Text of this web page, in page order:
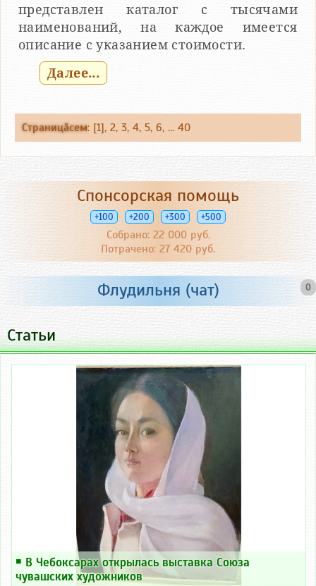
представлен каталог с тысячами
наименований, на каждое имеется
описание с указанием стоимости.
Далее...
Страницăсем: [1], 2, 3, 4, 5, 6, ... 40
Спонсорская помощь
+100 +200 +300 +500
Собрано: 22 000 руб.
Потрачено: 27 420 руб.
0
Флудильня (чат)
Статьи
￭ В Чебоксарах открылась выставка Союза
чувашских художников